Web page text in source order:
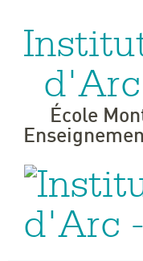
Outils
personnels
École